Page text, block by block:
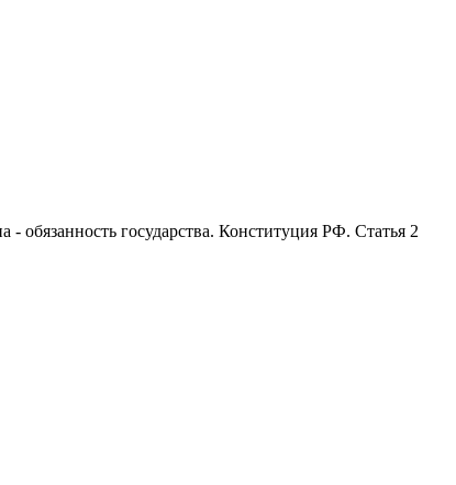
обязанность государства. Конституция РФ. Статья 2